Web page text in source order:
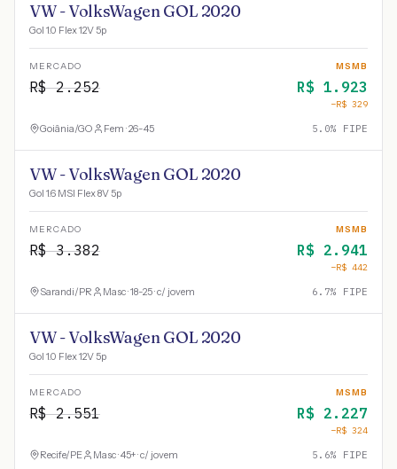
VW - VolksWagen GOL 2020
Gol 1.0 Flex 12V 5p
MERCADO
R$2.252
MSMB
R$ 1.923
−R$ 329
Goiânia/GO Fem · 26-45 5.0% FIPE
VW - VolksWagen GOL 2020
Gol 1.6 MSI Flex 8V 5p
MERCADO
R$3.382
MSMB
R$ 2.941
−R$ 442
Sarandi/PR Masc · 18-25 · c/ jovem 6.7% FIPE
VW - VolksWagen GOL 2020
Gol 1.0 Flex 12V 5p
MERCADO
R$2.551
MSMB
R$ 2.227
−R$ 324
Recife/PE Masc · 45+ · c/ jovem 5.6% FIPE